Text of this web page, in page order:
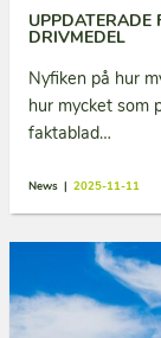
UPPDATERADE
DRIVMEDEL
Nyfiken på hur
hur mycket som
faktablad…
News | 2025-11-11